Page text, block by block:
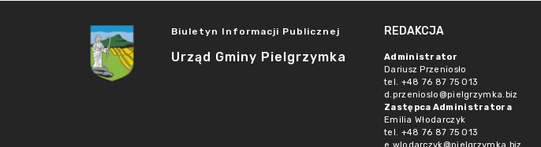
Biuletyn Informacji Publicznej
Urząd Gminy Pielgrzymka
REDAKCJA
Administrator
Dariusz Przeniosło
tel. +48 76 87 75 013
d.przenioslo@pielgrzymka.biz
Zastępca Administratora
Emilia Włodarczyk
tel. +48 76 87 75 013